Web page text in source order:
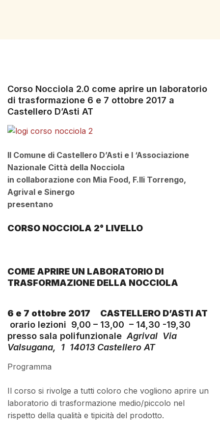
Corso Nocciola 2.0 come aprire un laboratorio
di trasformazione 6 e 7 ottobre 2017 a
Castellero D’Asti AT
Il Comune di Castellero D’Asti e l ‘Associazione
Nazionale Città della Nocciola
in collaborazione con Mia Food, F.lli Torrengo,
Agrival e Sinergo
presentano
CORSO NOCCIOLA 2° LIVELLO
COME APRIRE UN LABORATORIO DI
TRASFORMAZIONE DELLA NOCCIOLA
6 e 7 ottobre 2017
CASTELLERO D’ASTI AT
orario lezioni 9,00 – 13,00 – 14,30 -19,30
presso sala polifunzionale Agrival Via
Valsugana, 1 14013 Castellero AT
Programma
Il corso si rivolge a tutti coloro che vogliono aprire un
laboratorio di trasformazione medio/piccolo nel
rispetto della qualità e tipicità del prodotto.